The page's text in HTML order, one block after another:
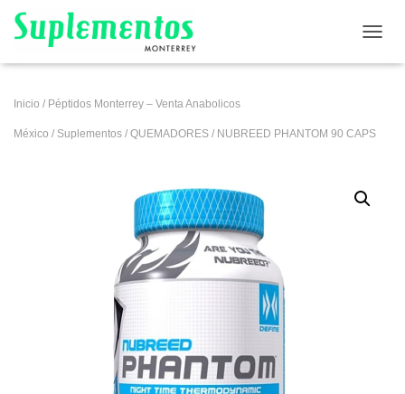
Inicio / Péptidos Monterrey – Venta Anabolicos
México / Suplementos / QUEMADORES / NUBREED PHANTOM 90 CAPS